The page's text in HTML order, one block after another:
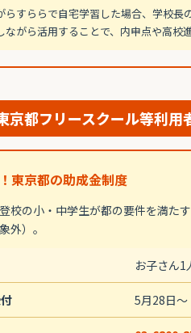
らすららで自宅学習した場合、学校
がら活用することで、内申点や高校
京都フリースクール等利用
東京都の助成金制度
校の小・中学生が都の要件を満た
外）。
お子さん1
5月28日〜